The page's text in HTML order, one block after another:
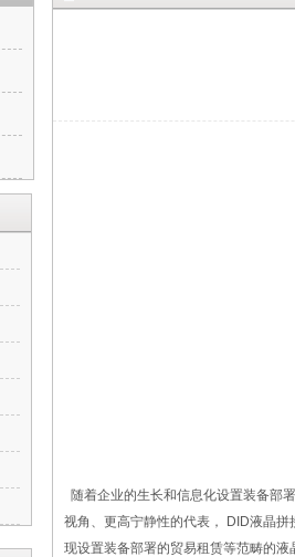
随着企业的生长和信息化设置装备部
视角、更高宁静性的代表， DID液晶
现设置装备部署的贸易租赁等范畴的